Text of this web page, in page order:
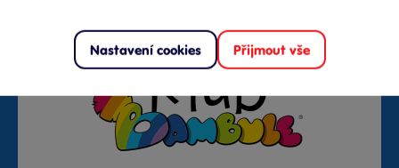
Nastavení cookies Přijmout vše